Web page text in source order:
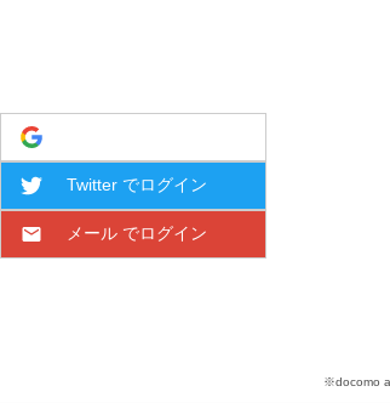
Twitter でログイン
メール でログイン
※docomo